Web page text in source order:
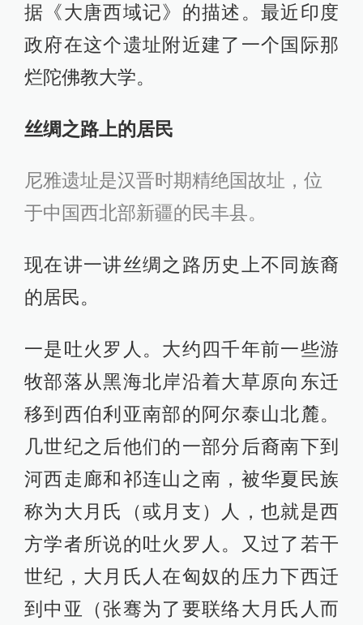
据《大唐西域记》的描述。最近印度
政府在这个遗址附近建了一个国际那
烂陀佛教大学。
丝绸之路上的居民
尼雅遗址是汉晋时期精绝国故址，位
于中国西北部新疆的民丰县。
现在讲一讲丝绸之路历史上不同族裔
的居民。
一是吐火罗人。大约四千年前一些游
牧部落从黑海北岸沿着大草原向东迁
移到西伯利亚南部的阿尔泰山北麓。
几世纪之后他们的一部分后裔南下到
河西走廊和祁连山之南，被华夏民族
称为大月氏（或月支）人，也就是西
方学者所说的吐火罗人。又过了若干
世纪，大月氏人在匈奴的压力下西迁
到中亚（张骞为了要联络大月氏人而